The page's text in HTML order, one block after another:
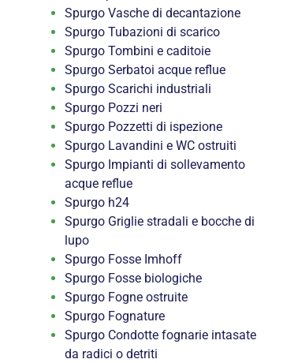
Spurgo Vasche di decantazione
Spurgo Tubazioni di scarico
Spurgo Tombini e caditoie
Spurgo Serbatoi acque reflue
Spurgo Scarichi industriali
Spurgo Pozzi neri
Spurgo Pozzetti di ispezione
Spurgo Lavandini e WC ostruiti
Spurgo Impianti di sollevamento
acque reflue
Spurgo h24
Spurgo Griglie stradali e bocche di
lupo
Spurgo Fosse Imhoff
Spurgo Fosse biologiche
Spurgo Fogne ostruite
Spurgo Fognature
Spurgo Condotte fognarie intasate
da radici o detriti